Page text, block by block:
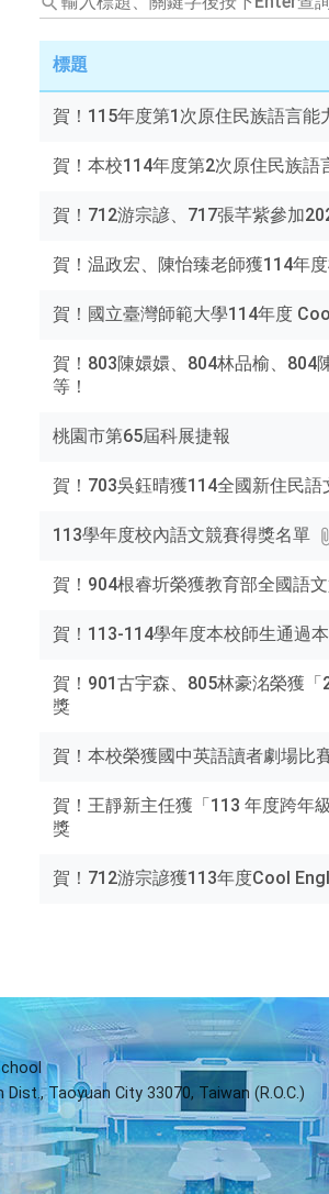
入
標
題、
關
鍵
字
後
按
Enter
詢
標題
賀！115年度第1次原住民族語言
賀！本校114年度第2次原住民族
賀！712游宗諺、717張芊紫參加
賀！温政宏、陳怡臻老師獲114年
賀！國立臺灣師範大學114年度
賀！803陳嬛嬛、804林品榆、804
等！
桃園市第65屆科展捷報
賀！703吳鈺晴獲114全國新住民語
113學年度校內語文競賽得獎名單
賀！904根睿圻榮獲教育部全國語
賀！113-114學年度本校師生通過
賀！901古宇森、805林豪洺榮獲
獎
賀！本校榮獲國中英語讀者劇場比
賀！王靜新主任獲「113 年度跨年
獎
賀！712游宗諺獲113年度Cool
Dist., Taoyuan City 33070, Taiwan (R.O.C.)